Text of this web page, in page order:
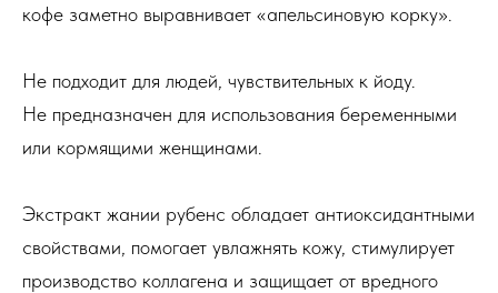
кофе заметно выравнивает «апельсиновую корку».
Не подходит для людей, чувствительных к йоду.
Не предназначен для использования беременными
или кормящими женщинами.
Экстракт жании рубенс обладает антиоксидантными
свойствами, помогает увлажнять кожу, стимулирует
производство коллагена и защищает от вредного